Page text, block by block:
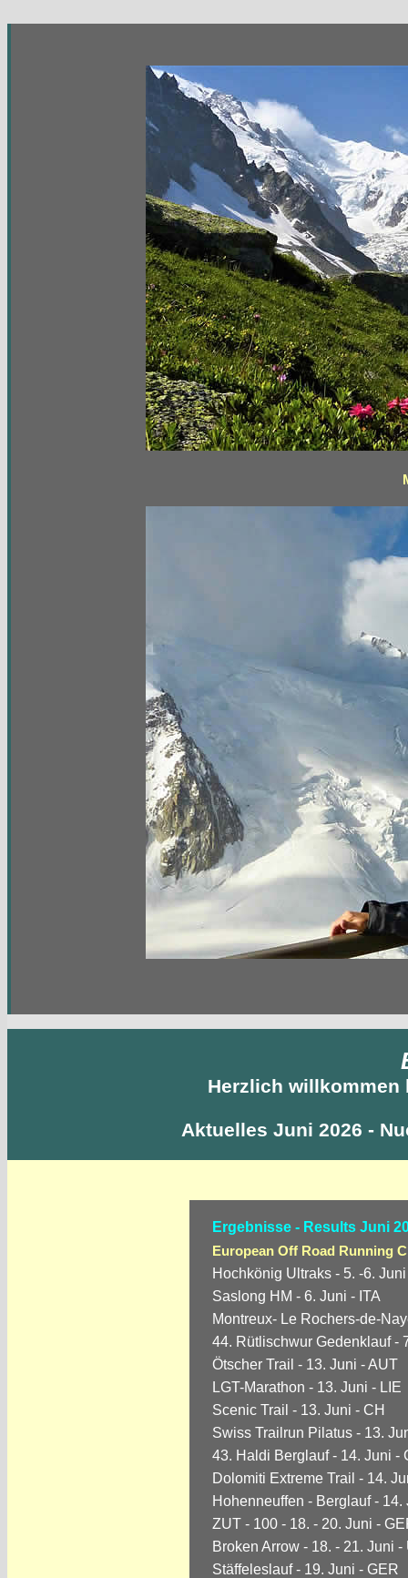
Herzlich willkommen
Aktuelles Juni 2026 -
Ergebnisse - Results Juni
European Off Road Running
Hochkönig Ultraks - 5. -6.
Saslong HM - 6. Juni - ITA
Montreux- Le Rochers-de-
44. Rütlischwur Gedenklauf -
Ötscher Trail - 13. Juni - AUT
LGT-Marathon - 13. Juni - LIE
Scenic Trail - 13. Juni - CH
Swiss Trailrun Pilatus - 13.
43. Haldi Berglauf - 14. Juni -
Dolomiti Extreme Trail - 14.
Hohenneuffen - Berglauf - 14.
ZUT - 100 - 18. - 20. Juni -
Broken Arrow - 18. - 21. Juni -
Stäffeleslauf - 19. Juni - GER